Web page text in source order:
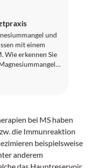
und
mit einem
Wie erkennen Sie
Und welche
von Professor
reviewed. Wir
bei MS haben
die Immunreaktion
beispielsweise
anderem
das Hauptreservoir